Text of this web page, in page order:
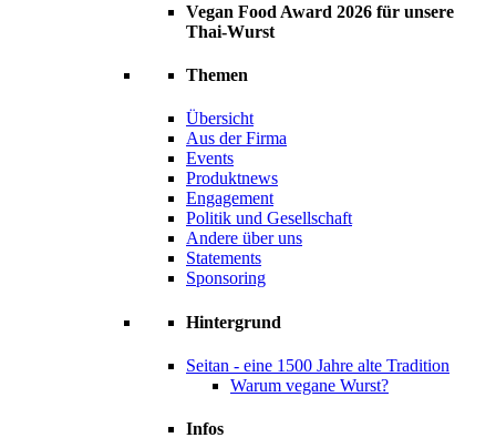
Vegan Food Award 2026 für unsere
Thai-Wurst
Themen
Übersicht
Aus der Firma
Events
Produktnews
Engagement
Politik und Gesellschaft
Andere über uns
Statements
Sponsoring
Hintergrund
Seitan - eine 1500 Jahre alte Tradition
Warum vegane Wurst?
Infos